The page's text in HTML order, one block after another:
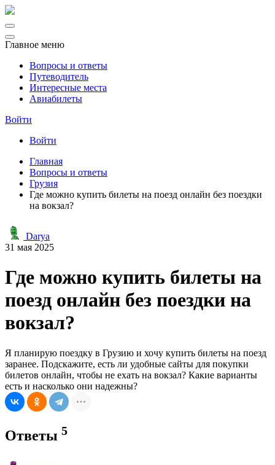
Главное меню
Вопросы и ответы
Путеводитель
Интересные места
Авиабилеты
Войти
Войти
Главная
Вопросы и ответы
Грузия
Где можно купить билеты на поезд онлайн без поездки
на вокзал?
Darya
31 мая 2025
Где можно купить билеты на
поезд онлайн без поездки на
вокзал?
Я планирую поездку в Грузию и хочу купить билеты на поезд
заранее. Подскажите, есть ли удобные сайты для покупки
билетов онлайн, чтобы не ехать на вокзал? Какие варианты
есть и насколько они надежны?
Ответы 5